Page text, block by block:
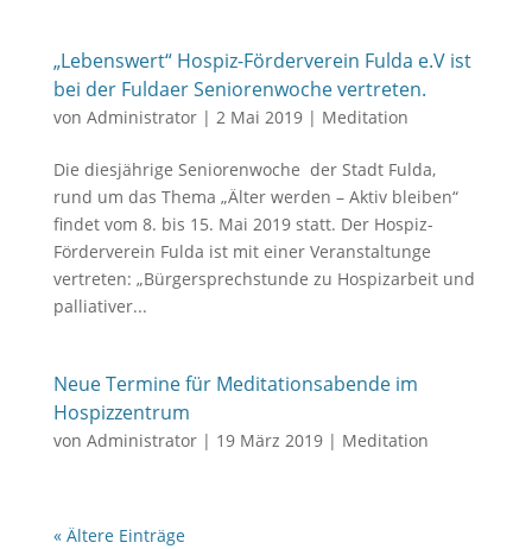
„Lebenswert“ Hospiz-Förderverein Fulda e.V ist
bei der Fuldaer Seniorenwoche vertreten.
von Administrator| 2 Mai 2019| Meditation
Die diesjährige Seniorenwoche der Stadt Fulda,
rund um das Thema „Älter werden – Aktiv bleiben“
findet vom 8. bis 15. Mai 2019 statt. Der Hospiz-
Förderverein Fulda ist mit einer Veranstaltunge
vertreten: „Bürgersprechstunde zu Hospizarbeit und
palliativer...
Neue Termine für Meditationsabende im
Hospizzentrum
von Administrator| 19 März 2019| Meditation
« Ältere Einträge